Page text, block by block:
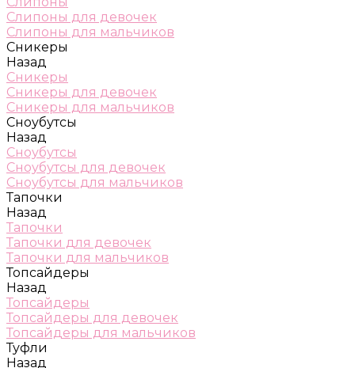
Слипоны для девочек
Слипоны для мальчиков
Сникеры
Назад
Сникеры
Сникеры для девочек
Сникеры для мальчиков
Сноубутсы
Назад
Сноубутсы
Сноубутсы для девочек
Сноубутсы для мальчиков
Тапочки
Назад
Тапочки
Тапочки для девочек
Тапочки для мальчиков
Топсайдеры
Назад
Топсайдеры
Топсайдеры для девочек
Топсайдеры для мальчиков
Туфли
Назад